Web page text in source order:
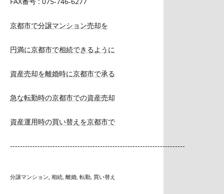
京都市で分譲マンション売却を
円満に京都市で相続できるように
資産売却を離婚時に京都市で承る
急な転勤時の京都市での資産売却
資産運用時の買い替えを京都市で
----------------------------------------------------------------------
分譲マンション 相続 離婚 転勤 買い替え